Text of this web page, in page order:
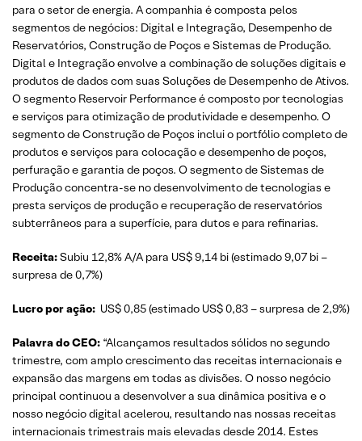
para o setor de energia. A companhia é composta pelos
segmentos de negócios: Digital e Integração, Desempenho de
Reservatórios, Construção de Poços e Sistemas de Produção.
Digital e Integração envolve a combinação de soluções digitais e
produtos de dados com suas Soluções de Desempenho de Ativos.
O segmento Reservoir Performance é composto por tecnologias
e serviços para otimização de produtividade e desempenho. O
segmento de Construção de Poços inclui o portfólio completo de
produtos e serviços para colocação e desempenho de poços,
perfuração e garantia de poços. O segmento de Sistemas de
Produção concentra-se no desenvolvimento de tecnologias e
presta serviços de produção e recuperação de reservatórios
subterrâneos para a superfície, para dutos e para refinarias.
Receita:Subiu 12,8% A/A para US$ 9,14 bi (estimado 9,07 bi –
surpresa de 0,7%)
Lucro por ação: US$ 0,85 (estimado US$ 0,83 – surpresa de 2,9%)
Palavra do CEO: “Alcançamos resultados sólidos no segundo
trimestre, com amplo crescimento das receitas internacionais e
expansão das margens em todas as divisões. O nosso negócio
principal continuou a desenvolver a sua dinâmica positiva e o
nosso negócio digital acelerou, resultando nas nossas receitas
internacionais trimestrais mais elevadas desde 2014. Estes